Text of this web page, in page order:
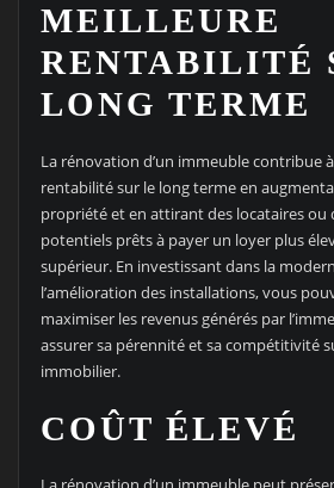
MEILLEURE
RENTABILITÉ
LONG TERME
La rénovation d’un immeuble contribue
rentabilité sur le long terme en
propriété et en attirant des locataires ou
potentiels prêts à payer un loyer plus
supérieur. En investissant dans la
l’amélioration des installations, vous
maximiser les revenus générés par
assurer sa pérennité et sa compétitivité
immobilier.
COÛT ÉLEVÉ